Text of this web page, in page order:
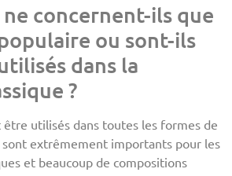
ne concernent-ils que
ou sont-ils
dans la
?
être utilisés dans toutes les formes de
sont extrêmement importants pour les
et beaucoup de compositions